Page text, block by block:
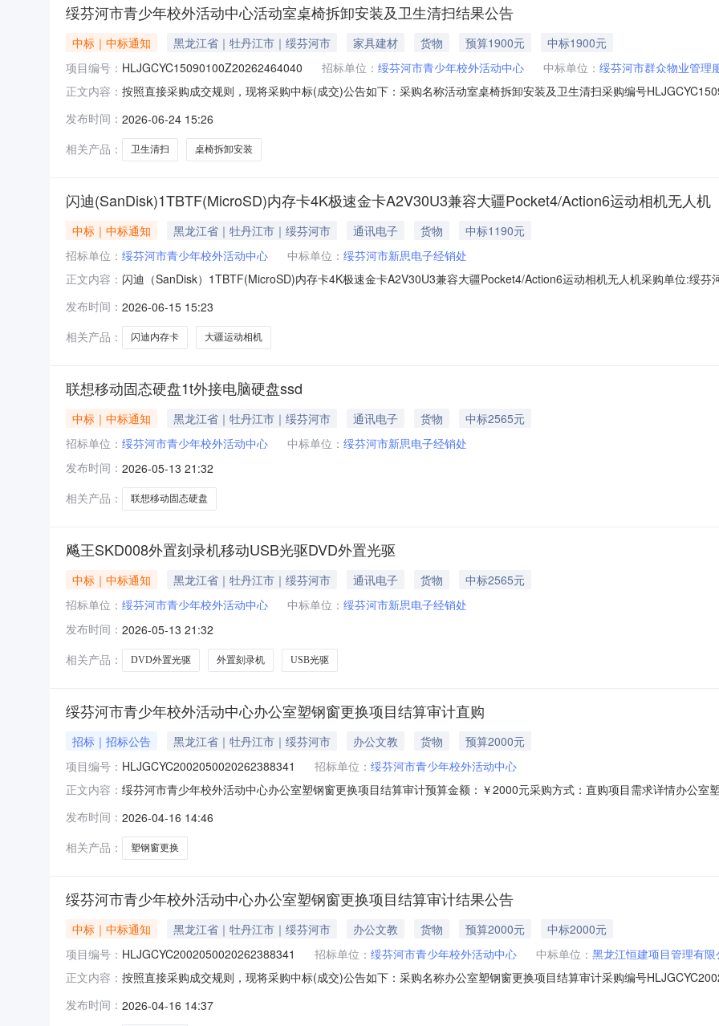
绥芬河市青少年校外活动中心活动室桌椅拆卸安装及卫生清扫结果公告
中标｜中标通知 黑龙江省｜牡丹江市｜绥芬河市 家具建材 货物 预算1900元
中标1900元
项目编号： HLJGCYC15090100Z20262464040 招标单位： 绥芬河市青少年校外活动中心 中标单位： 绥芬河市群众物业管理
正文内容： 按照直接采购成交规则，现将采购中标(成交)公告如下：采购名称活动室桌椅拆卸安装及卫生清扫采购编号
交绥芬河市群众物业管理服务有限公司中选2026-06-2419000.00%
发布时间： 2026-06-24 15:26
相关产品：
卫生清扫 桌椅拆卸安装
闪迪(SanDisk)1TBTF(MicroSD)内存卡4K极速金卡A2V30U3兼容大疆Pocket4/Action6运动相机无人机
中标｜中标通知 黑龙江省｜牡丹江市｜绥芬河市 通讯电子 货物
中标1190元
招标单位： 绥芬河市青少年校外活动中心 中标单位： 绥芬河市新思电子经销处
正文内容： 闪迪（SanDisk）1TBTF(MicroSD)内存卡4K极速金卡A2V30U3兼容大疆Pocket4/Action6运动相机无人机采购单位:绥
extension_id=eyJhZCI6IjI2OCIsImNoIjoiMiIsInNrdSI6IjEwMDAxMT
发布时间： 2026-06-15 15:23
相关产品：
闪迪内存卡 大疆运动相机
联想移动固态硬盘1t外接电脑硬盘ssd
中标｜中标通知 黑龙江省｜牡丹江市｜绥芬河市 通讯电子 货物
中标2565元
招标单位： 绥芬河市青少年校外活动中心 中标单位： 绥芬河市新思电子经销处
发布时间： 2026-05-13 21:32
相关产品：
联想移动固态硬盘
飚王SKD008外置刻录机移动USB光驱DVD外置光驱
中标｜中标通知 黑龙江省｜牡丹江市｜绥芬河市 通讯电子 货物
中标2565元
招标单位： 绥芬河市青少年校外活动中心 中标单位： 绥芬河市新思电子经销处
发布时间： 2026-05-13 21:32
相关产品：
DVD外置光驱 外置刻录机 USB光驱
绥芬河市青少年校外活动中心办公室塑钢窗更换项目结算审计直购
招标｜招标公告 黑龙江省｜牡丹江市｜绥芬河市 办公文教 货物
预算2000元
项目编号： HLJGCYC2002050020262388341 招标单位： 绥芬河市青少年校外活动中心
正文内容： 绥芬河市青少年校外活动中心办公室塑钢窗更换项目结算审计预算金额：￥2000元采购方式：直购项目需求详情办公
政策满足的需求：无。三、特定的资格要求：无。四、本项目不接受联合体参与异议处理项：如有异议请电话咨询采购
1514:06:58采购编号：HLJG
发布时间： 2026-04-16 14:46
相关产品：
塑钢窗更换
绥芬河市青少年校外活动中心办公室塑钢窗更换项目结算审计结果公告
中标｜中标通知 黑龙江省｜牡丹江市｜绥芬河市 办公文教 货物 预算2000元
中标2000元
项目编号： HLJGCYC2002050020262388341 招标单位： 绥芬河市青少年校外活动中心 中标单位： 黑龙江恒建项目管理有限
正文内容： 按照直接采购成交规则，现将采购中标(成交)公告如下：采购名称办公室塑钢窗更换项目结算审计采购编号
黑龙江恒建项目管理有限公司中选2026-04-1520000.00%
发布时间： 2026-04-16 14:37